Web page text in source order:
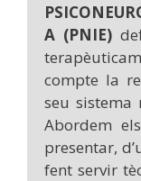
A (PNIE)
compte la
seu sistema
Abordem
presentar,
fent servir